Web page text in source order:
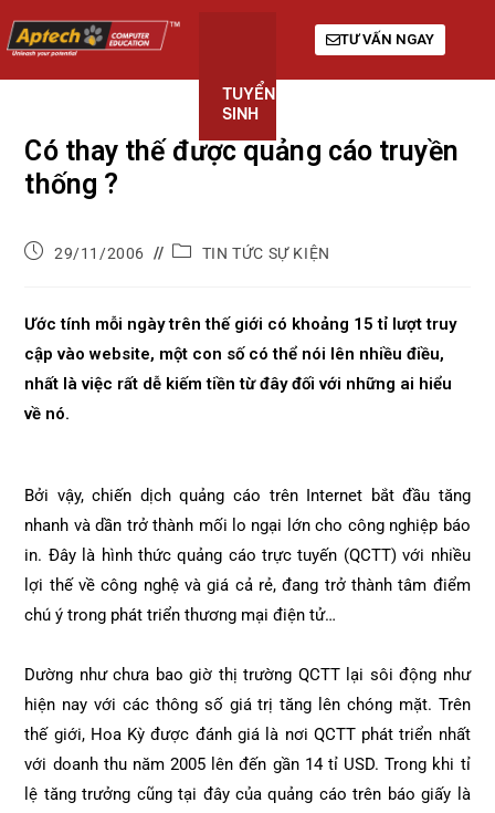
TUYỂN
SINH
TƯ VẤN NGAY
Có thay thế được quảng cáo truyền
thống ?
29/11/2006 TIN TỨC SỰ KIỆN
Ước tính mỗi ngày trên thế giới có khoảng 15 tỉ lượt truy
cập vào website, một con số có thể nói lên nhiều điều,
nhất là việc rất dễ kiếm tiền từ đây đối với những ai hiểu
về nó.
Bởi vậy, chiến dịch quảng cáo trên Internet bắt đầu tăng
nhanh và dần trở thành mối lo ngại lớn cho công nghiệp báo
in. Đây là hình thức quảng cáo trực tuyến (QCTT) với nhiều
lợi thế về công nghệ và giá cả rẻ, đang trở thành tâm điểm
chú ý trong phát triển thương mại điện tử…
Dường như chưa bao giờ thị trường QCTT lại sôi động như
hiện nay với các thông số giá trị tăng lên chóng mặt. Trên
thế giới, Hoa Kỳ được đánh giá là nơi QCTT phát triển nhất
với doanh thu năm 2005 lên đến gần 14 tỉ USD. Trong khi tỉ
lệ tăng trưởng cũng tại đây của quảng cáo trên báo giấy là